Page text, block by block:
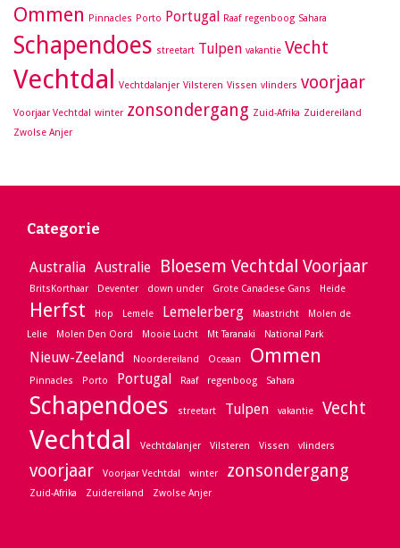
Ommen Pinnacles Porto Portugal Raaf regenboog Sahara
Schapendoes streetart Tulpen vakantie Vecht
Vechtdal Vechtdalanjer Vilsteren Vissen vlinders voorjaar
Voorjaar Vechtdal winter zonsondergang Zuid-Afrika Zuidereiland
Zwolse Anjer
Categorie
Australia Australie Bloesem Vechtdal Voorjaar
BritsKorthaar Deventer down under Grote Canadese Gans Heide
Herfst Hop Lemele Lemelerberg Maastricht
Molen de
Lelie
Molen Den Oord Mooie Lucht Mt Taranaki National Park
Nieuw-Zeeland Noordereiland Oceaan Ommen
Pinnacles Porto Portugal Raaf regenboog Sahara
Schapendoes streetart Tulpen vakantie Vecht
Vechtdal Vechtdalanjer Vilsteren Vissen vlinders
voorjaar Voorjaar Vechtdal winter zonsondergang
Zuid-Afrika Zuidereiland Zwolse Anjer